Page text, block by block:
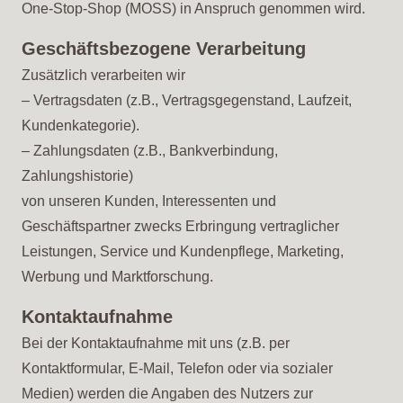
One-Stop-Shop (MOSS) in Anspruch genommen wird.
Geschäftsbezogene Verarbeitung
Zusätzlich verarbeiten wir
– Vertragsdaten (z.B., Vertragsgegenstand, Laufzeit,
Kundenkategorie).
– Zahlungsdaten (z.B., Bankverbindung,
Zahlungshistorie)
von unseren Kunden, Interessenten und
Geschäftspartner zwecks Erbringung vertraglicher
Leistungen, Service und Kundenpflege, Marketing,
Werbung und Marktforschung.
Kontaktaufnahme
Bei der Kontaktaufnahme mit uns (z.B. per
Kontaktformular, E-Mail, Telefon oder via sozialer
Medien) werden die Angaben des Nutzers zur